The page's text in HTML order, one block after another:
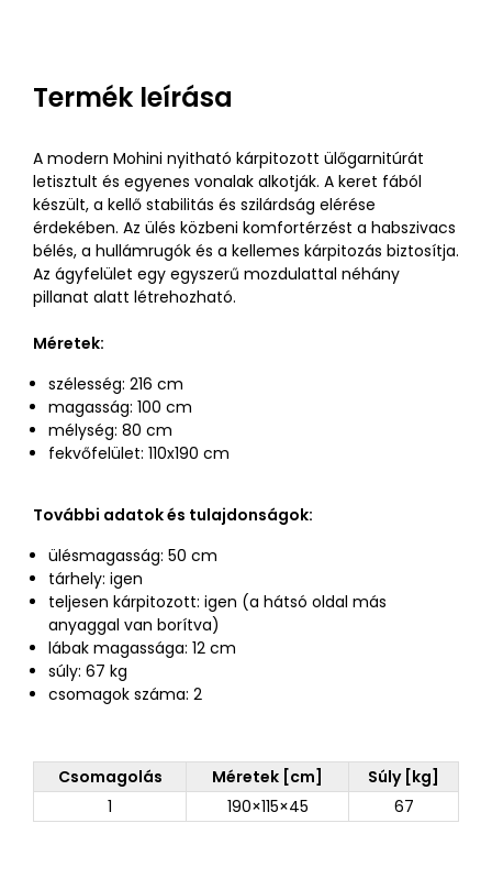
Termék leírása
A modern Mohini nyitható kárpitozott ülőgarnitúrát
letisztult és egyenes vonalak alkotják. A keret fából
készült, a kellő stabilitás és szilárdság elérése
érdekében. Az ülés közbeni komfortérzést a habszivacs
bélés, a hullámrugók és a kellemes kárpitozás biztosítja.
Az ágyfelület egy egyszerű mozdulattal néhány
pillanat alatt létrehozható.
Méretek:
szélesség: 216 cm
magasság: 100 cm
mélység: 80 cm
fekvőfelület: 110x190 cm
További adatok és tulajdonságok:
ülésmagasság: 50 cm
tárhely: igen
teljesen kárpitozott: igen (a hátsó oldal más
anyaggal van borítva)
lábak magassága: 12 cm
súly: 67 kg
csomagok száma: 2
Csomagolás Méretek [cm]
Súly [kg]
1
190×115×45 67